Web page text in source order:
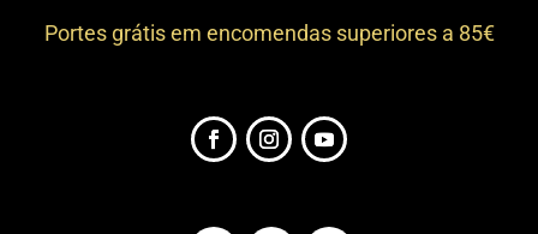
Portes grátis em encomendas superiores a 85€